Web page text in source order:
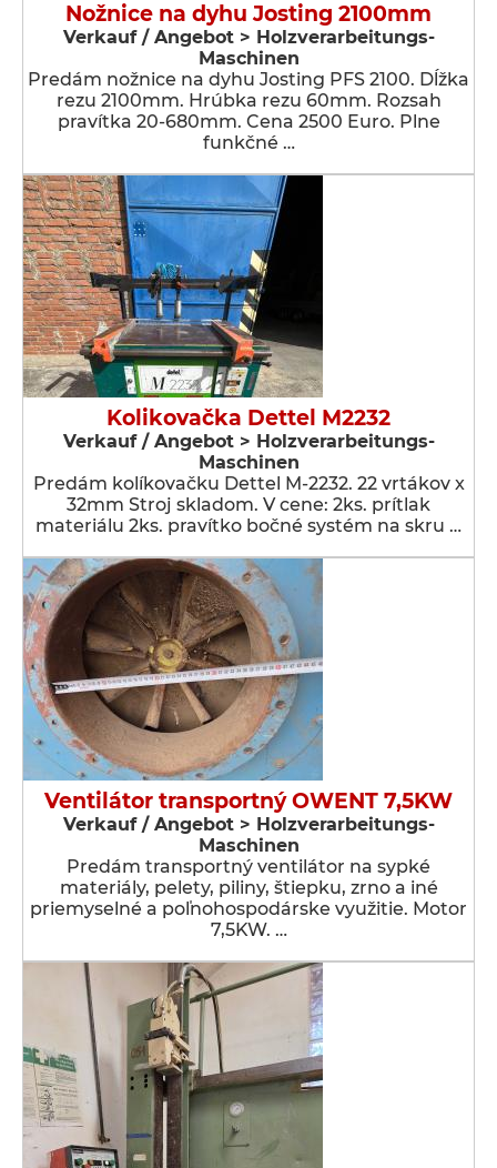
Nožnice na dyhu Josting 2100mm
Verkauf / Angebot > Holzverarbeitungs-
Maschinen
Predám nožnice na dyhu Josting PFS 2100. Dĺžka
rezu 2100mm. Hrúbka rezu 60mm. Rozsah
pravítka 20-680mm. Cena 2500 Euro. Plne
funkčné …
Kolikovačka Dettel M2232
Verkauf / Angebot > Holzverarbeitungs-
Maschinen
Predám kolíkovačku Dettel M-2232. 22 vrtákov x
32mm Stroj skladom. V cene: 2ks. prítlak
materiálu 2ks. pravítko bočné systém na skru …
Ventilátor transportný OWENT 7,5KW
Verkauf / Angebot > Holzverarbeitungs-
Maschinen
Predám transportný ventilátor na sypké
materiály, pelety, piliny, štiepku, zrno a iné
priemyselné a poľnohospodárske využitie. Motor
7,5KW. …